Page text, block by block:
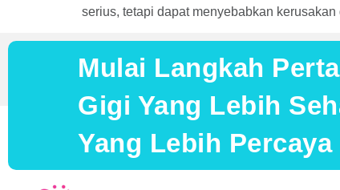
serius, tetapi dapat menyebabkan
Mulai Langkah
Gigi Yang Lebih
Yang Lebih Percaya